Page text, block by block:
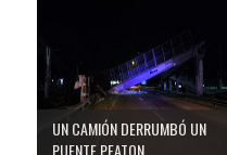
UN CAMIÓN DERRUMBÓ UN
PUENTE PEATON...